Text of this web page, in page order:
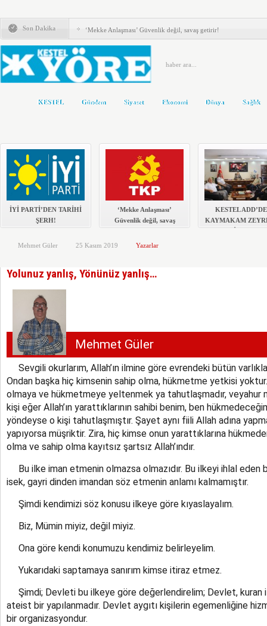
Son Dakika ‘Mekke Anlaşması’ Güvenlik değil, savaş getirir!
KESTEL ADD’DEN KAYMAKAM ZEYREK’E ZİYARET
KESTEL ÇİLEKSPOR DA MEHMET ÇALIK BAŞKAN
KOLTUKTAR OĞLU
HAKETMEYENLER KOLTUKTA..!
Karacabey ve Mustafakemalpaşa’da yollar yenileniyor
KESTEL Gündem Siyaset Ekonomi Dünya Sağlık
İYİ PARTİ’DEN TARİHİ
ŞERH!
‘Mekke Anlaşması’
Güvenlik değil, savaş
KESTEL
KAYMAKAM
Mehmet Güler
25 Kasım 2019 Yazarlar
Yolunuz yanlış, Yönünüz yanlış…
Mehmet Güler
Sevgili okurlarım, Allah’ın ilmine göre evrendeki bütün
Ondan başka hiç kimsenin sahip olma, hükmetme yetkisi
olmaya ve hükmetmeye yeltenmek ya tahutlaşmadır, veyahur
kişi eğer Allah’ın yarattıklarının sahibi benim, ben
yöndeyse o kişi tahutlaşmıştır. Şayet aynı fiili Allah adına
yapıyorsa müşriktir. Zira, hiç kimse onun yarattıklarına
olma ve sahip olma kayıtsız şartsız Allah’ındır.
Bu ilke iman etmenin olmazsa olmazıdır. Bu ilkeyi ihlal eden
isek, gayri dinden imandan söz etmenin anlamı kalmamıştır.
Şimdi kendimizi söz konusu ilkeye göre kıyaslayalım.
Biz, Mümin miyiz, değil miyiz.
Ona göre kendi konumuzu kendimiz belirleyelim.
Yukarıdaki saptamaya sanırım kimse itiraz etmez.
Şimdi; Devleti bu ilkeye göre değerlendirelim; Devlet, kuran
ateist bir yapılanmadır. Devlet aygıtı kişilerin egemenliğine
bir organizasyondur.